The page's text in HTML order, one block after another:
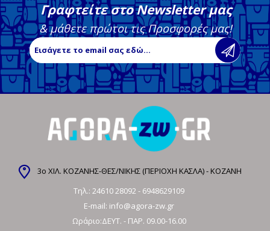
Γραφτείτε στο Newsletter μας
& μάθετε πρώτοι τις Προσφορές μας!
3ο ΧΙΛ. ΚΟΖΑΝΗΣ-ΘΕΣ/ΝΙΚΗΣ (ΠΕΡΙΟΧΗ ΚΑΣΛΑ) - ΚΟΖΑΝΗ
Τηλ.: 24610 28092- 6948629109
E-mail: info@agora-zw.gr
Ωράριο:ΔΕΥΤ. - ΠΑΡ. 09.00-16.00